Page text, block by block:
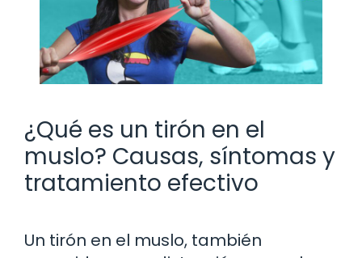
¿Qué es un tirón en el
muslo? Causas, síntomas y
tratamiento efectivo
Un tirón en el muslo, también